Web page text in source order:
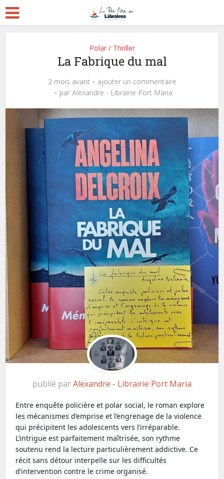
Polar / Thriller
La Fabrique du mal
2 mois avant
ajouter un commentaire
par Alexandre - Librairie Port Maria
publié parAlexandre - Librairie Port Maria
Entre enquête policière et polar social, le roman explore
les mécanismes d’emprise et l’engrenage de la violence
qui précipitent les adolescents vers l’irréparable.
L’intrigue est parfaitement maîtrisée, son rythme
soutenu rend la lecture particulièrement addictive. Ce
récit sans détour interpelle sur les difficultés
d’intervention contre le crime organisé.